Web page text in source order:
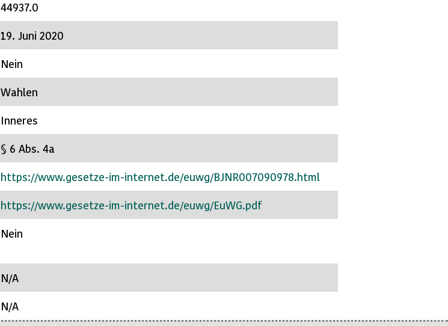
44937.0
19. Juni 2020
Nein
Wahlen
Inneres
§ 6 Abs. 4a
https://www.gesetze-im-internet.de/euwg/BJNR007090978.html
https://www.gesetze-im-internet.de/euwg/EuWG.pdf
Nein
N/A
N/A